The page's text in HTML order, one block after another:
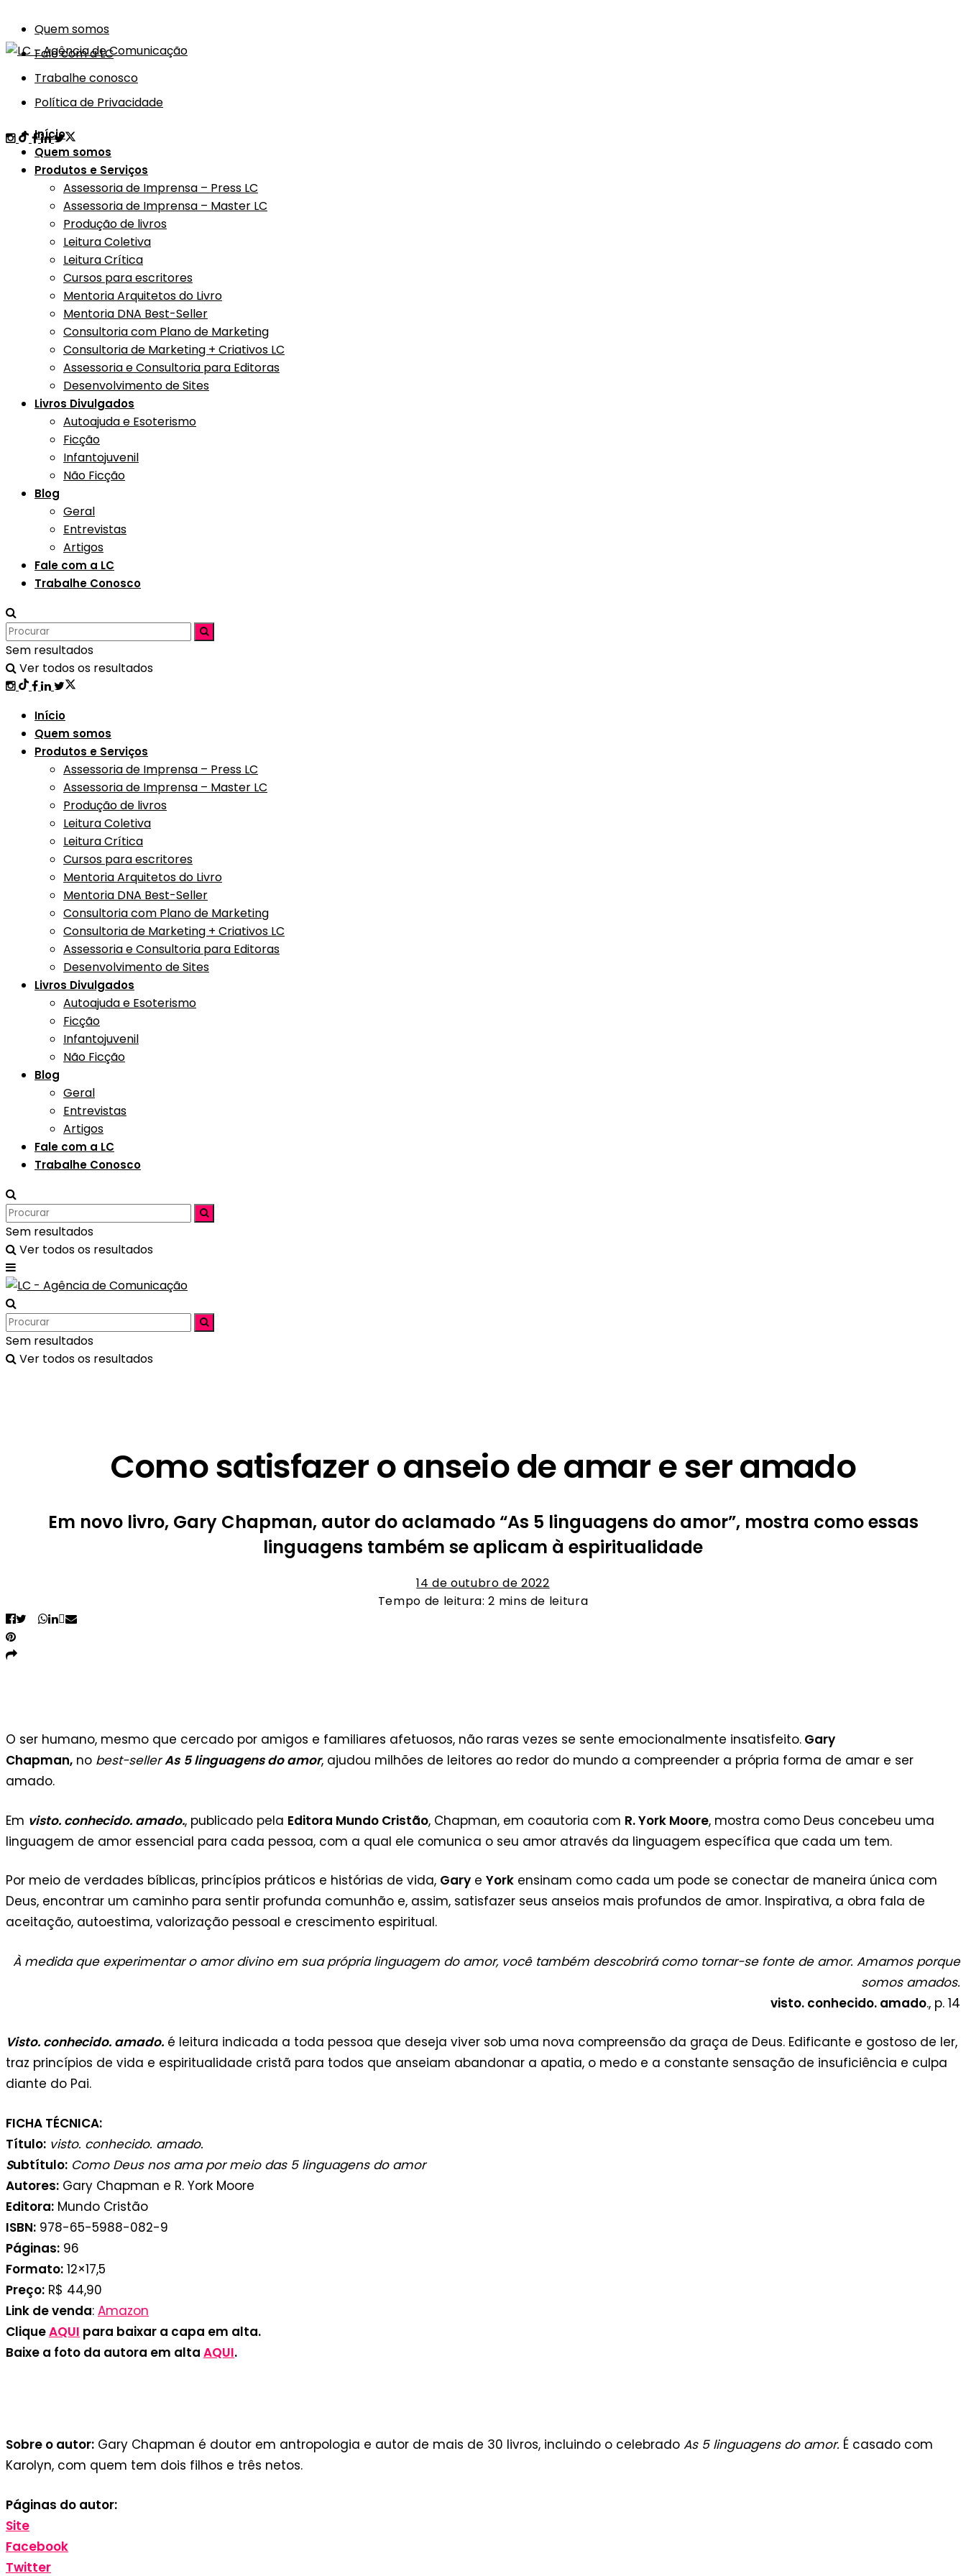
Quem somos
Fale com a LC
Trabalhe conosco
Política de Privacidade
Início
Quem somos
Produtos e Serviços
Assessoria de Imprensa – Press LC
Assessoria de Imprensa – Master LC
Produção de livros
Leitura Coletiva
Leitura Crítica
Cursos para escritores
Mentoria Arquitetos do Livro
Mentoria DNA Best-Seller
Consultoria com Plano de Marketing
Consultoria de Marketing + Criativos LC
Assessoria e Consultoria para Editoras
Desenvolvimento de Sites
Livros Divulgados
Autoajuda e Esoterismo
Ficção
Infantojuvenil
Não Ficção
Blog
Geral
Entrevistas
Artigos
Fale com a LC
Trabalhe Conosco
Sem resultados
Ver todos os resultados
Início
Quem somos
Produtos e Serviços
Assessoria de Imprensa – Press LC
Assessoria de Imprensa – Master LC
Produção de livros
Leitura Coletiva
Leitura Crítica
Cursos para escritores
Mentoria Arquitetos do Livro
Mentoria DNA Best-Seller
Consultoria com Plano de Marketing
Consultoria de Marketing + Criativos LC
Assessoria e Consultoria para Editoras
Desenvolvimento de Sites
Livros Divulgados
Autoajuda e Esoterismo
Ficção
Infantojuvenil
Não Ficção
Blog
Geral
Entrevistas
Artigos
Fale com a LC
Trabalhe Conosco
Sem resultados
Ver todos os resultados
Sem resultados
Ver todos os resultados
Como satisfazer o anseio de amar e ser amado
Em novo livro, Gary Chapman, autor do aclamado “As 5 linguagens do amor”, mostra como essas
linguagens também se aplicam à espiritualidade
14 de outubro de 2022
Tempo de leitura: 2 mins de leitura
O ser humano, mesmo que cercado por amigos e familiares afetuosos, não raras vezes se sente emocionalmente insatisfeito. Gary
Chapman, no best-seller As 5 linguagens do amor, ajudou milhões de leitores ao redor do mundo a compreender a própria forma de amar e ser
amado.
Em visto. conhecido. amado., publicado pela Editora Mundo Cristão, Chapman, em coautoria com R. York Moore, mostra como Deus concebeu uma
linguagem de amor essencial para cada pessoa, com a qual ele comunica o seu amor através da linguagem específica que cada um tem.
Por meio de verdades bíblicas, princípios práticos e histórias de vida, Gary e York ensinam como cada um pode se conectar de maneira única com
Deus, encontrar um caminho para sentir profunda comunhão e, assim, satisfazer seus anseios mais profundos de amor. Inspirativa, a obra fala de
aceitação, autoestima, valorização pessoal e crescimento espiritual.
À medida que experimentar o amor divino em sua própria linguagem do amor, você também descobrirá como tornar-se fonte de amor. Amamos porque
somos amados.
visto. conhecido. amado., p. 14
Visto. conhecido. amado. é leitura indicada a toda pessoa que deseja viver sob uma nova compreensão da graça de Deus. Edificante e gostoso de ler,
traz princípios de vida e espiritualidade cristã para todos que anseiam abandonar a apatia, o medo e a constante sensação de insuficiência e culpa
diante do Pai.
FICHA TÉCNICA:
Título: visto. conhecido. amado.
Subtítulo: Como Deus nos ama por meio das 5 linguagens do amor
Autores: Gary Chapman e R. York Moore
Editora: Mundo Cristão
ISBN: 978-65-5988-082-9
Páginas: 96
Formato: 12×17,5
Preço: R$ 44,90
Link de venda: Amazon
CliqueAQUI para baixar a capa em alta.
Baixe a foto da autora em alta AQUI.
Sobre o autor: Gary Chapman é doutor em antropologia e autor de mais de 30 livros, incluindo o celebrado As 5 linguagens do amor. É casado com
Karolyn, com quem tem dois filhos e três netos.
Páginas do autor:
Site
Facebook
Twitter